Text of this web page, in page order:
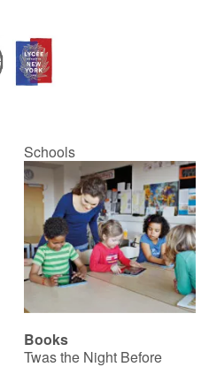
Schools
Books
Twas the Night Before